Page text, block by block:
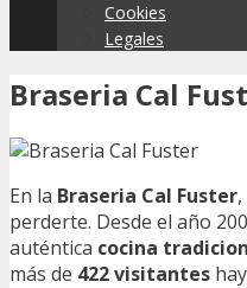
Cookies
Legales
Braseria Cal
En la Braseria Cal Fuster
perderte. Desde el año
auténtica cocina
más de 422 visitantes